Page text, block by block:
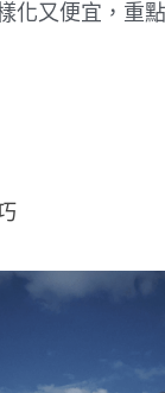
化又便宜，重